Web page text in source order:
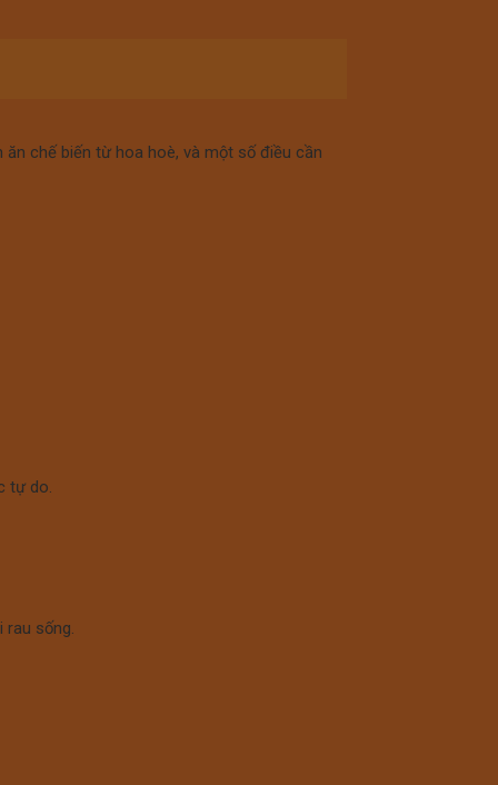
chế biến từ hoa hoè, và một số điều cần
tự do.
rau sống.